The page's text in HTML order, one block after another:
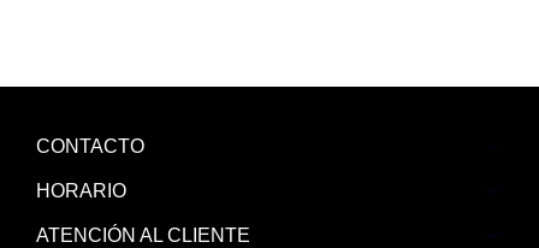
CONTACTO
HORARIO
ATENCIÓN AL CLIENTE